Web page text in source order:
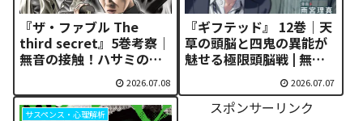
『ザ・ファブル The
third secret』5巻考察｜
無音の接触！ハサミの兄
弟の脅威と和湖を巡る因
縁の真相
2026.07.08
『ギフテッド』 12巻｜天
草の頭脳と四鬼の異能が
魅せる極限頭脳戦 | 無料
2026.07.07
サスペンス・心理解析 スポンサーリンク